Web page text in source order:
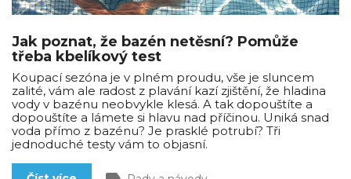
Jak poznat, že bazén netěsní? Pomůže
třeba kbelíkový test
Koupací sezóna je v plném proudu, vše je sluncem
zalité, vám ale radost z plavání kazí zjištění, že hladina
vody v bazénu neobvykle klesá. A tak dopouštíte a
dopouštíte a lámete si hlavu nad příčinou. Uniká snad
voda přímo z bazénu? Je prasklé potrubí? Tři
jednoduché testy vám to objasní.